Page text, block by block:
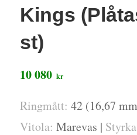
Kings
st)
10 080 kr
Ringmått: 42 (16,67
Vitola: Marevas |